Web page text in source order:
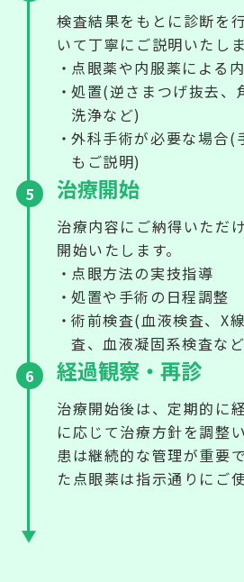
検査結果をもとに診断を
いて丁寧にご説明いたしま
点眼薬や内服薬による
処置(逆さまつげ抜去、
洗浄など)
外科手術が必要な場合(
もご説明)
5
治療開始
治療内容にご納得いただ
開始いたします。
点眼方法の実技指導
処置や手術の日程調整
術前検査(血液検査、X
査、血液凝固系検査な
6
経過観察・再診
治療開始後は、定期的に
に応じて治療方針を調整
患は継続的な管理が重要
た点眼薬は指示通りにご